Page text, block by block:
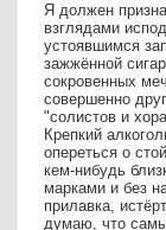
Я должен
взглядами
устоявшимся
зажжённой
сокровенных
совершенно
"солистов и
Крепкий
опереться о
кем-нибудь
марками и без
прилавка,
думаю, что